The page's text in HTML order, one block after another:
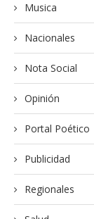
Musica
Nacionales
Nota Social
Opinión
Portal Poético
Publicidad
Regionales